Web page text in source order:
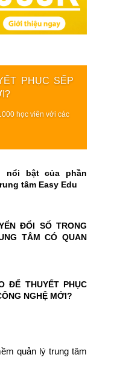
PHỤC SẾP
học viên với các
nổi bật của phần
tâm Easy Edu
ĐỔI SỐ TRONG
TÂM CÓ QUAN
ĐỂ THUYẾT PHỤC
NGHỆ MỚI?
quản lý trung tâm